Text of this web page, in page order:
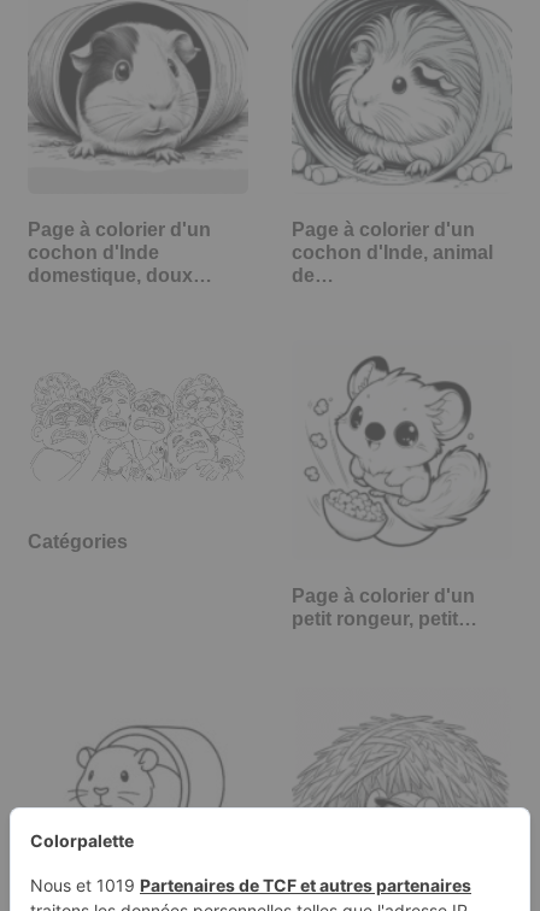
Page à colorier d'un
cochon d'Inde
domestique, doux…
Page à colorier d'un
cochon d'Inde, animal
de…
Catégories
Page à colorier d'un
petit rongeur, petit…